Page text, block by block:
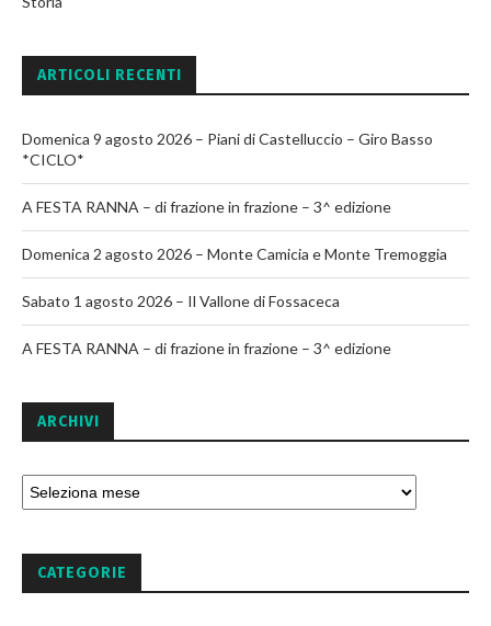
ARTICOLI RECENTI
Domenica 9 agosto 2026 – Piani di Castelluccio – Giro Basso
*CICLO*
A FESTA RANNA – di frazione in frazione – 3^ edizione
Domenica 2 agosto 2026 – Monte Camicia e Monte Tremoggia
Sabato 1 agosto 2026 – Il Vallone di Fossaceca
A FESTA RANNA – di frazione in frazione – 3^ edizione
ARCHIVI
CATEGORIE